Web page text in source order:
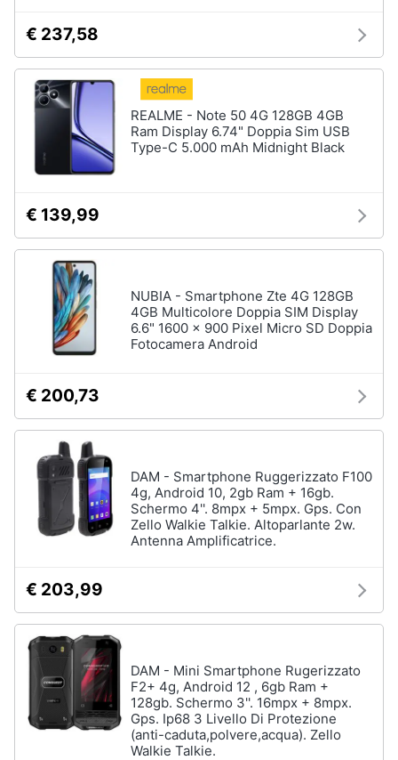
€ 237,58
REALME - Note 50 4G 128GB 4GB
Ram Display 6.74" Doppia Sim USB
Type-C 5.000 mAh Midnight Black
€ 139,99
NUBIA - Smartphone Zte 4G 128GB
4GB Multicolore Doppia SIM Display
6.6" 1600 x 900 Pixel Micro SD Doppia
Fotocamera Android
€ 200,73
DAM - Smartphone Ruggerizzato F100
4g, Android 10, 2gb Ram + 16gb.
Schermo 4''. 8mpx + 5mpx. Gps. Con
Zello Walkie Talkie. Altoparlante 2w.
Antenna Amplificatrice.
€ 203,99
DAM - Mini Smartphone Rugerizzato
F2+ 4g, Android 12 , 6gb Ram +
128gb. Schermo 3''. 16mpx + 8mpx.
Gps. Ip68 3 Livello Di Protezione
(anti-caduta,polvere,acqua). Zello
Walkie Talkie.